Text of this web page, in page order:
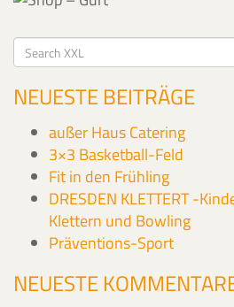
Search
for:
NEUESTE BEITRÄGE
außer Haus Catering
3×3 Basketball-Feld
Fit in den Frühling
DRESDEN KLETTERT -
Klettern und Bowling
Präventions-Sport
NEUESTE